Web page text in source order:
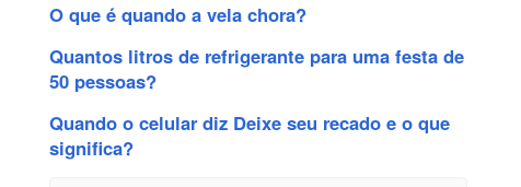
O que é quando a vela chora?
Quantos litros de refrigerante para uma festa de
50 pessoas?
Quando o celular diz Deixe seu recado e o que
significa?